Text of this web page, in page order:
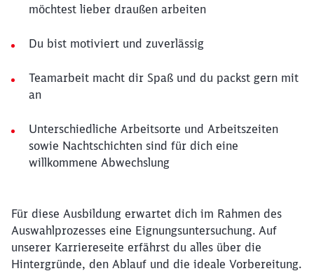
möchtest lieber draußen arbeiten
Du bist motiviert und zuverlässig
Teamarbeit macht dir Spaß und du packst gern mit
an
Unterschiedliche Arbeitsorte und Arbeitszeiten
sowie Nachtschichten sind für dich eine
willkommene Abwechslung
Für diese Ausbildung erwartet dich im Rahmen des
Auswahlprozesses eine Eignungsuntersuchung. Auf
unserer Karriereseite erfährst du alles über die
Hintergründe, den Ablauf und die ideale Vorbereitung.